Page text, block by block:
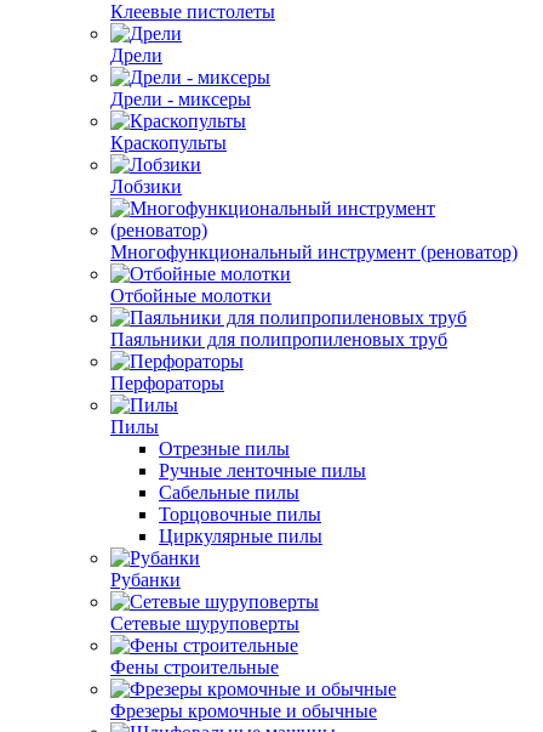
Клеевые пистолеты
Дрели
Дрели - миксеры
Краскопульты
Лобзики
Многофункциональный инструмент (реноватор)
Отбойные молотки
Паяльники для полипропиленовых труб
Перфораторы
Пилы
Отрезные пилы
Ручные ленточные пилы
Сабельные пилы
Торцовочные пилы
Циркулярные пилы
Рубанки
Сетевые шуруповерты
Фены строительные
Фрезеры кромочные и обычные